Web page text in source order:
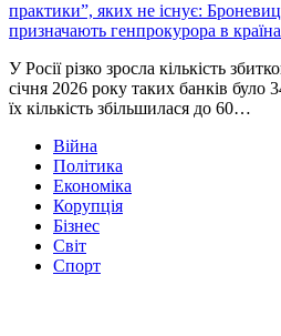
практики”, яких не існує:
призначають генпрокурора в
У Росії різко зросла кількість
січня 2026 року таких банків було
їх кількість збільшилася до 60…
Війна
Політика
Економіка
Корупція
Бізнес
Світ
Спорт